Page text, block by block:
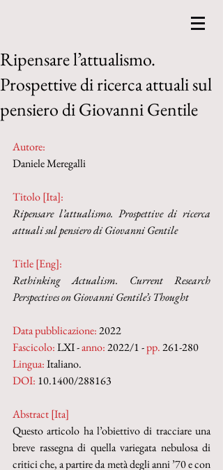
Ripensare l’attualismo.
Prospettive di ricerca attuali sul
pensiero di Giovanni Gentile
Autore:
Daniele Meregalli
Titolo [Ita]:
Ripensare l’attualismo. Prospettive di ricerca
attuali sul pensiero di Giovanni Gentile
Title [Eng]:
Rethinking Actualism. Current Research
Perspectives on Giovanni Gentile’s Thought
Data pubblicazione: 2022
Fascicolo: LXI - anno: 2022/1 - pp. 261-280
Lingua: Italiano.
DOI: 10.1400/288163
Abstract [Ita]
Questo articolo ha l’obiettivo di tracciare una
breve rassegna di quella variegata nebulosa di
critici che, a partire da metà degli anni ’70 e con